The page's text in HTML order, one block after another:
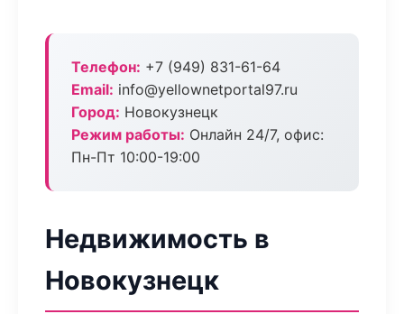
Телефон: +7 (949) 831-61-64
Email: info@yellownetportal97.ru
Город: Новокузнецк
Режим работы: Онлайн 24/7, офис:
Пн-Пт 10:00-19:00
Недвижимость в
Новокузнецк